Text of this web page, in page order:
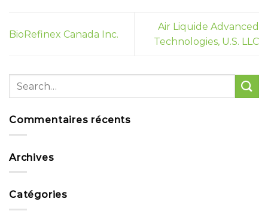
BioRefinex Canada Inc.
Air Liquide Advanced
Technologies, U.S. LLC
Commentaires récents
Archives
Catégories